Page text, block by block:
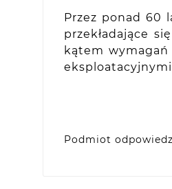
Przez ponad 60
przekładające
kątem
Podmiot